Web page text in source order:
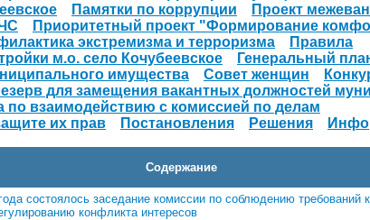
Памятки по коррупции
Проект
Приоритетный проект "Формирование
экстремизма и терроризма
Правила
м.о. село Кочубеевское
Генеральный
имущества Совет женщин
для замещения вакантных должностей
по взаимодействию с комиссией по делам
их прав
Постановления Решения
Содержание
состоялось заседание комиссии по соблюдению требований
конфликта интересов